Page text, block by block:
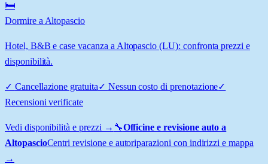
🛏️
Dormire a Altopascio
Hotel, B&B e case vacanza a Altopascio (LU): confronta prezzi e
disponibilità.
✓ Cancellazione gratuita✓ Nessun costo di prenotazione✓
Recensioni verificate
Vedi disponibilità e prezzi → 🔧Officine e revisione auto a
AltopascioCentri revisione e autoriparazioni con indirizzi e mappa
→